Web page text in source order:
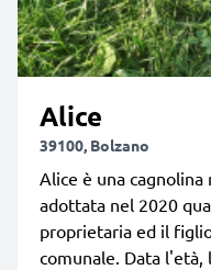
Alice
39100, Bolzano
Alice è una cagnolina
adottata nel 2020
proprietaria ed il
comunale. Data l'età,